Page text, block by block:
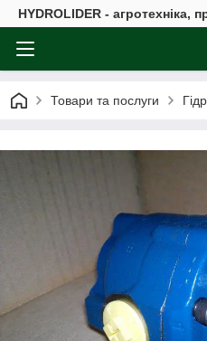
HYDROLIDER - агротехніка,
Товари та послуги